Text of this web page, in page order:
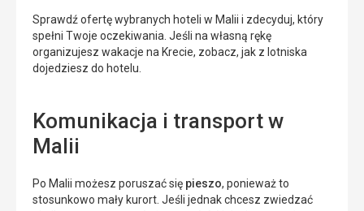
Sprawdź ofertę wybranych hoteli w Malii i zdecyduj, który
spełni Twoje oczekiwania. Jeśli na własną rękę
organizujesz wakacje na Krecie, zobacz, jak z lotniska
dojedziesz do hotelu.
Komunikacja i transport w
Malii
Po Malii możesz poruszać się pieszo, ponieważ to
stosunkowo mały kurort. Jeśli jednak chcesz zwiedzać